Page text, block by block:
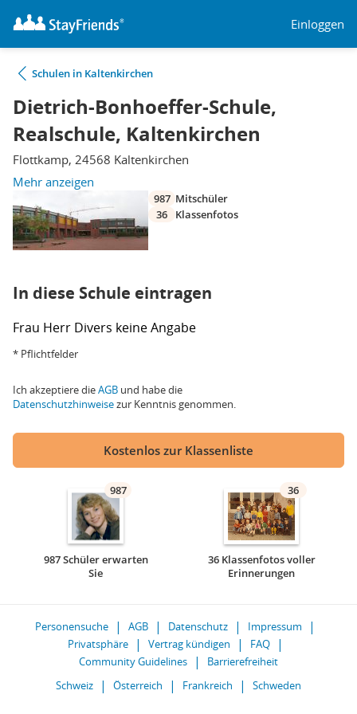
Einloggen
Schulen in Kaltenkirchen
Dietrich-Bonhoeffer-Schule,
Realschule, Kaltenkirchen
Flottkamp, 24568 Kaltenkirchen
Mehr anzeigen
987 Mitschüler
36
Klassenfotos
In diese Schule eintragen
Frau Herr Divers keine Angabe
* Pflichtfelder
Ich akzeptiere dieAGB und habe die
Datenschutzhinweisezur Kenntnis genommen.
Kostenlos zur Klassenliste
987
987 Schüler erwarten
Sie
36
36 Klassenfotos voller
Erinnerungen
Personensuche AGB Datenschutz
Impressum
Privatsphäre
Vertrag kündigen
FAQ
Community Guidelines
Barrierefreiheit
Schweiz
Österreich Frankreich Schweden